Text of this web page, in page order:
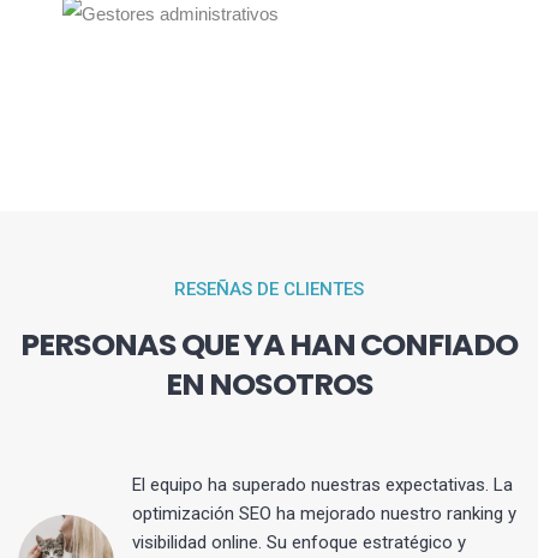
RESEÑAS DE CLIENTES
PERSONAS QUE YA HAN CONFIADO
EN NOSOTROS
El equipo ha superado nuestras expectativas. La
optimización SEO ha mejorado nuestro ranking y
visibilidad online. Su enfoque estratégico y